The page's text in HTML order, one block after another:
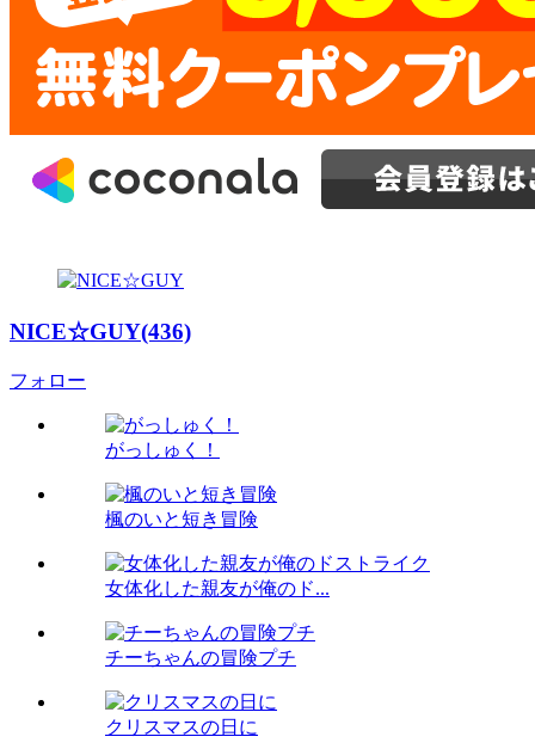
NICE☆GUY(436)
フォロー
がっしゅく！
楓のいと短き冒険
女体化した親友が俺のド...
チーちゃんの冒険プチ
クリスマスの日に